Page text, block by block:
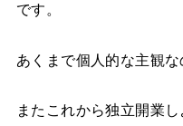
です。
あくまで個人的な主観な
またこれから独立開業